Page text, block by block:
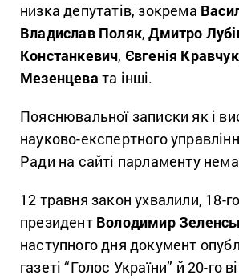
низка депутатів, зокрема
Владислав Поляк,Дмитро
Констанкевич, Євгенія Кравчук
Мезенцева та інші.
Пояснювальної записки як і
науково-експертного
Ради на сайті парламенту
12 травня закон ухвалили, 18-
президент Володимир
наступного дня документ
газеті “Голос України” й 20-го